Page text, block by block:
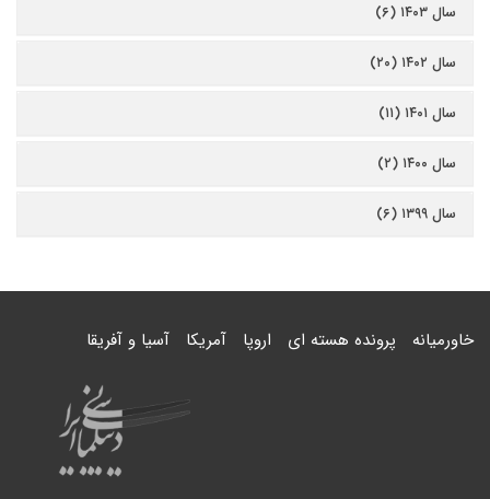
سال ۱۴۰۳ (۶)
سال ۱۴۰۲ (۲۰)
سال ۱۴۰۱ (۱۱)
سال ۱۴۰۰ (۲)
سال ۱۳۹۹ (۶)
خاورمیانه پرونده هسته ای اروپا آمریکا آسیا و آفریقا